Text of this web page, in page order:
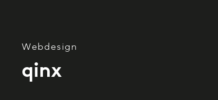
Webdesign
qinx